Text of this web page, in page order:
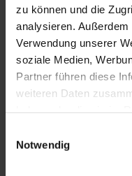
zu können und die
analysieren.
Verwendung unserer
soziale Medien,
Partner führen diese
weiteren Daten
Cookies, wenn Sie
Notwendig
SL 55